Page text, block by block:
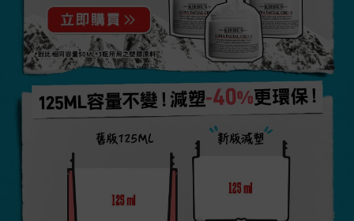
125ml容量不變！減塑-40%更環保！